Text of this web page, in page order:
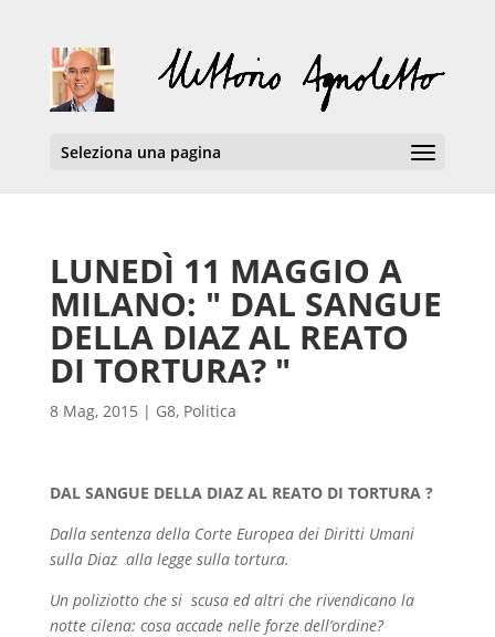
Seleziona una pagina
LUNEDÌ 11 MAGGIO A
MILANO: " DAL SANGUE
DELLA DIAZ AL REATO
DI TORTURA? "
8 Mag, 2015 | G8, Politica
DAL SANGUE DELLA DIAZ AL REATO DI TORTURA ?
Dalla sentenza della Corte Europea dei Diritti Umani
sulla Diaz alla legge sulla tortura.
Un poliziotto che si scusa ed altri che rivendicano la
notte cilena: cosa accade nelle forze dell’ordine?